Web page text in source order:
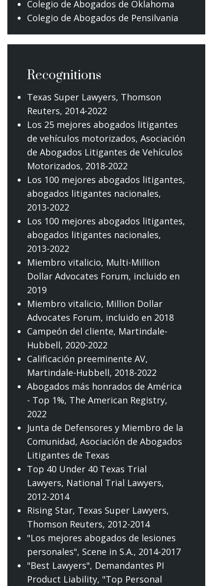
Colegio de Abogados de Oklahoma
Colegio de Abogados de Pensilvania
Recognitions
Texas Super Lawyers, Thomson
Reuters, 2014-2022
Los 25 mejores abogados litigantes
de vehículos motorizados, Asociación
de Abogados Litigantes de Vehículos
Motorizados, 2018-2022
Los 100 mejores abogados litigantes,
abogados litigantes nacionales,
2013-2022
Los 100 mejores abogados litigantes,
abogados litigantes nacionales,
2013-2022
Miembro vitalicio, Multi-Million
Dollar Advocates Forum, incluido en
2019
Miembro vitalicio, Million Dollar
Advocates Forum, incluido en 2018
Campeón del cliente, Martindale-
Hubbell, 2020-2022
Calificación preeminente AV,
Martindale-Hubbell, 2018-2022
Abogados más honrados de América
- Top 1%, The American Registry,
2022
Junta de Defensores y Miembro de la
Comunidad, Asociación de Abogados
Litigantes de Texas
Top 40 Under 40 Texas Trial
Lawyers, National Trial Lawyers,
2012-2014
Rising Star, Texas Super Lawyers,
Thomson Reuters, 2012-2014
"Los mejores abogados de lesiones
personales", Scene in S.A., 2014-2017
"Best Lawyers", Demandantes PI
Product Liability, "Top Personal